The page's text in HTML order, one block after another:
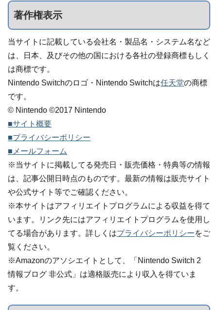
著作権表示
当サイトに記載している会社名・製品名・システム名など
は、日本、及びその他の国における各社の登録商標もしく
は商標です。
Nintendo Switchのロゴ・Nintendo Switchは任天堂の商標
です。
© Nintendo ©2017 Nintendo
■サイト概要
■プライバシーポリシー
■メールフォーム
※当サイトに掲載してる発売日・販売価格・特典等の情報
は、記事公開日時点のものです。最新の情報は販売サイト
や公式サイト等でご確認ください。
※本サイトはアフィリエイトプログラムによる収益を得て
います。リンク先にはアフィリエイトプログラムを使用し
てる場合があります。詳しくはプライバシーポリシーをご
覧ください。
※Amazonのアソシエイトとして、「Nintendo Switch 2
情報ブログ 非公式」は適格販売により収入を得ていま
す。